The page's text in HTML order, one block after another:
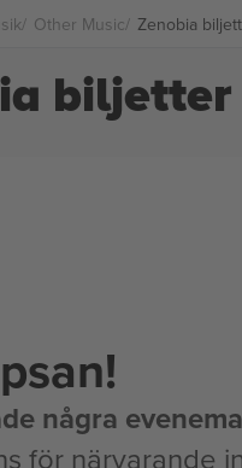
Other Music Zenobia
biljetter
några
för närvarande